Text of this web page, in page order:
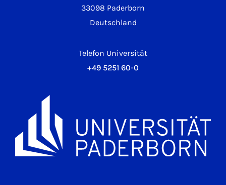
33098 Paderborn
Deutschland
Telefon Universität
+49 5251 60-0